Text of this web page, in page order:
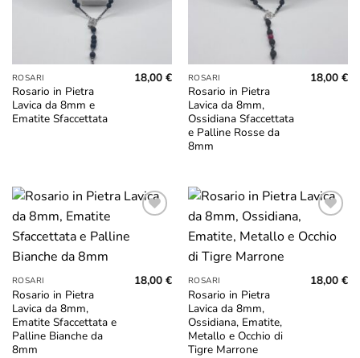
ROSARI
Rosario in Pietra
Lavica da 8mm e
Ematite Sfaccettata
18,00€ ROSARI
Rosario in Pietra
Lavica da 8mm,
Ossidiana Sfaccettata
e Palline Rosse da
8mm
18,00€
alla lista
ROSARI
Rosario in Pietra
Lavica da 8mm,
Ematite Sfaccettata e
Palline Bianche da
8mm
18,00€
alla lista
ROSARI
Rosario in Pietra
Lavica da 8mm,
Ossidiana, Ematite,
Metallo e Occhio di
Tigre Marrone
18,00€